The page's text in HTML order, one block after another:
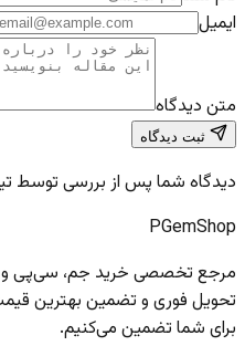
ایمیل
متن دیدگاه
ثبت دیدگاه
دیدگاه شما پس از بررسی توسط
PGemShop
مرجع تخصصی خرید جم، سی‌پی و
تحویل فوری و تضمین بهترین
برای شما تضمین می‌کنیم.